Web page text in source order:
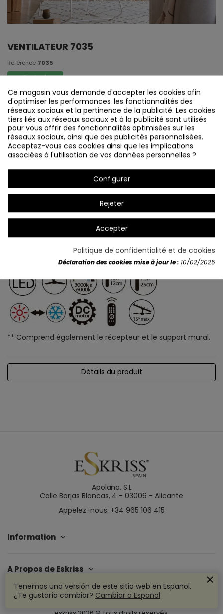
VENTILATEUR 7035
Référence 7035
En stock
Ventilateur 7035
** Comprend également le récepteur et le support mural.
Détails du produit
Apolana. S.L
Calle Borjas Blancas, 4 - 03006 - Alicante
Appelez-nous: +34 965 106 415
Information
A Propos de Eskriss
Ce magasin vous demande d'accepter les cookies afin
d'optimiser les performances, les fonctionnalités des
réseaux sociaux et la pertinence de la publicité. Les cookies
tiers liés aux réseaux sociaux et à la publicité sont utilisés
pour vous offrir des fonctionnalités optimisées sur les
réseaux sociaux, ainsi que des publicités personnalisées.
Acceptez-vous ces cookies ainsi que les implications
associées à l'utilisation de vos données personnelles ?
Configurer
Rejeter
Accepter
Politique de confidentialité et de cookies
Déclaration des cookies mise à jour le : 10/02/2025
Tenemos una versión de este sitio web en Español.
¿Te gustaría cambiar? Cambiar a Español